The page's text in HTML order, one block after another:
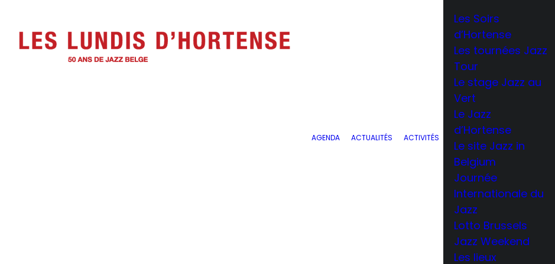
AGENDA ACTUALITÉS ACTIVITÉS
Les Soirs
d’Hortense
Les tournées Jazz
Tour
Le stage Jazz au
Vert
Le Jazz
d’Hortense
Le site Jazz in
Belgium
Journée
Internationale du
Jazz
Lotto Brussels
Jazz Weekend
Les lieux